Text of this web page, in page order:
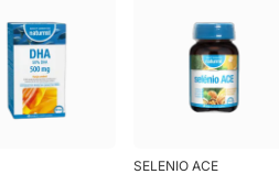
SELENIO ACE